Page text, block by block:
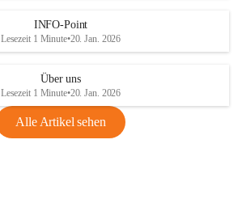
INFO-Point
Lesezeit 1 Minute•20. Jan. 2026
Über uns
Lesezeit 1 Minute•20. Jan. 2026
Alle Artikel sehen